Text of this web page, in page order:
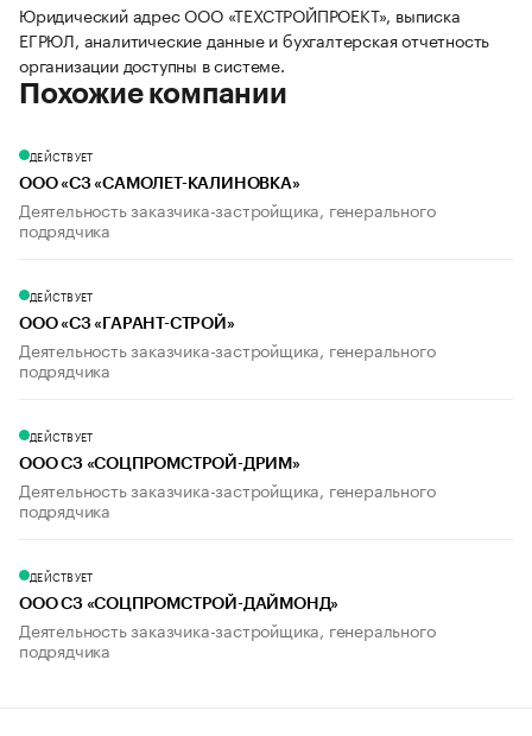
Юридический адрес ООО «ТЕХСТРОЙПРОЕКТ», выписка
ЕГРЮЛ, аналитические данные и бухгалтерская отчетность
организации доступны в системе.
Похожие компании
ДЕЙСТВУЕТ
ООО «СЗ «САМОЛЕТ-КАЛИНОВКА»
Деятельность заказчика-застройщика, генерального
подрядчика
ДЕЙСТВУЕТ
ООО «СЗ «ГАРАНТ-СТРОЙ»
Деятельность заказчика-застройщика, генерального
подрядчика
ДЕЙСТВУЕТ
ООО СЗ «СОЦПРОМСТРОЙ-ДРИМ»
Деятельность заказчика-застройщика, генерального
подрядчика
ДЕЙСТВУЕТ
ООО СЗ «СОЦПРОМСТРОЙ-ДАЙМОНД»
Деятельность заказчика-застройщика, генерального
подрядчика